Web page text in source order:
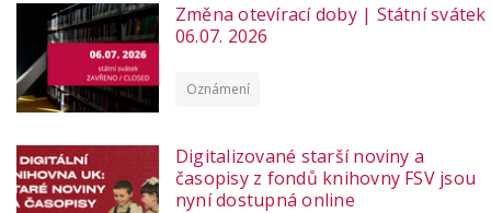
Změna otevírací doby | Státní svátek
06.07. 2026
Oznámení
Digitalizované starší noviny a
časopisy z fondů knihovny FSV jsou
nyní dostupná online